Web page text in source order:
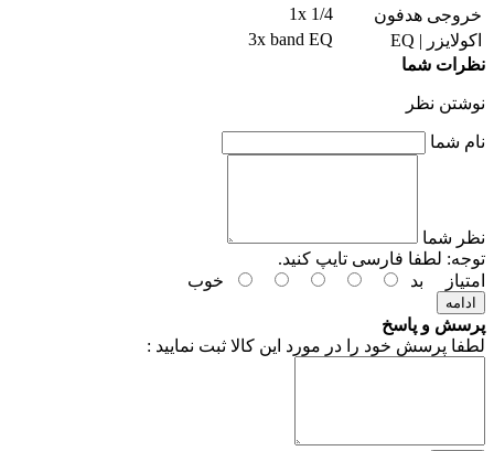
خروجی هدفون
1x 1/4
اکولایزر | EQ
3x band EQ
نظرات شما
نوشتن نظر
نام شما
نظر شما
توجه: لطفا فارسی تایپ کنید.
امتیاز
بد خوب
ادامه
پرسش و پاسخ
لطفا پرسش خود را در مورد این کالا ثبت نمایید :